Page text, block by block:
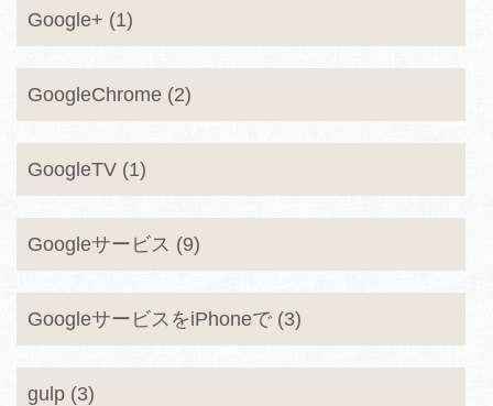
Google+ (1)
GoogleChrome (2)
GoogleTV (1)
Googleサービス (9)
GoogleサービスをiPhoneで (3)
gulp (3)